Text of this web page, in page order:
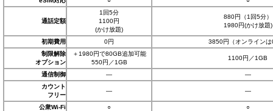
通話定額
1回5分
1100円
(かけ放題)
880円（1回5分）
1980円(かけ放題)
初期費用 0円
3850円（オンラインは
制限解除
オプション
＋1980円で80GB追加可能
550円／1GB
1100円／1GB
通信制御 ―
―
カウント
フリー
― ―
公衆Wi-Fi ○
○